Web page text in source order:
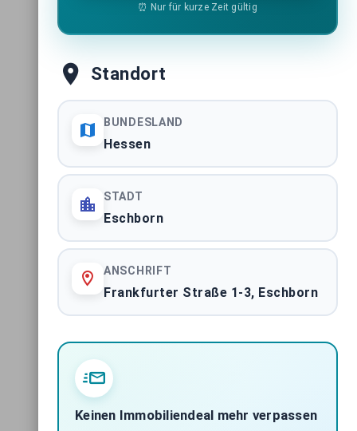
Pflegeimmobilien Deutschland
STADTMARKT
⏰ Nur für kurze Zeit gültig
Standort
BUNDESLAND
Hessen
STADT
Eschborn
ANSCHRIFT
Frankfurter Straße 1-3, Eschborn
Keinen Immobiliendeal mehr verpassen